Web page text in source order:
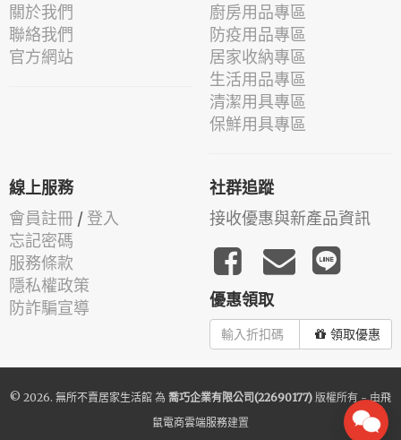
關於我們
聯絡我們
官方網站
廚房用品專區
防疫用品專區
居家收納專區
生活用品專區
清潔用具專區
保鮮用具專區
線上服務
會員註冊 / 登入
忘記密碼
服務條款
隱私權政策
防詐騙宣導
社群追蹤
接收優惠與新產品資訊
優惠領取
領取優惠
© 2026. 無所不賣居家生活館 為 喬巧企業有限公司(22690177) 版權所有 - 由飛
鼠電商雲端服務建置